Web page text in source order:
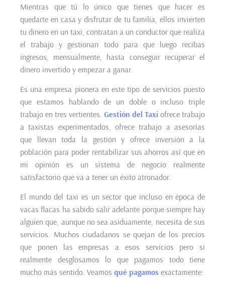
Mientras que tú lo único que tienes que hacer es
quedarte en casa y disfrutar de tu familia, ellos invierten
tu dinero en un taxi, contratan a un conductor que realiza
el trabajo y gestionan todo para que luego recibas
ingresos, mensualmente, hasta conseguir recuperar el
dinero invertido y empezar a ganar.
Es una empresa pionera en este tipo de servicios puesto
que estamos hablando de un doble o incluso triple
trabajo en tres vertientes. Gestión del Taxi ofrece trabajo
a taxistas experimentados, ofrece trabajo a asesorías
que llevan toda la gestión y ofrece inversión a la
población para poder rentabilizar sus ahorros así que en
mi opinión es un sistema de negocio realmente
satisfactorio que va a tener un éxito atronador.
El mundo del taxi es un sector que incluso en época de
vacas flacas ha sabido salir adelante porque siempre hay
alguien que, aunque no sea asiduamente, necesita de sus
servicios. Muchos ciudadanos se quejan de los precios
que ponen las empresas a esos servicios pero si
realmente desglosamos lo que pagamos todo tiene
mucho más sentido. Veamos qué pagamos exactamente: